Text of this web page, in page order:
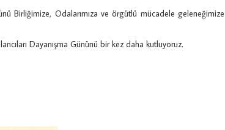
Birliğimize, Odalarımıza ve örgütlü mücadele geleneğimize
Dayanışma Gününü bir kez daha kutluyoruz.